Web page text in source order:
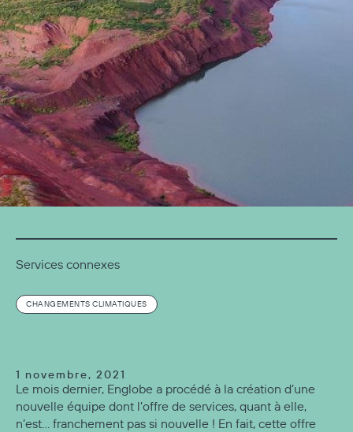
Services connexes
CHANGEMENTS CLIMATIQUES
1 novembre, 2021
Le mois dernier, Englobe a procédé à la création d’une
nouvelle équipe dont l’offre de services, quant à elle,
n’est… franchement pas si nouvelle ! En fait, cette offre